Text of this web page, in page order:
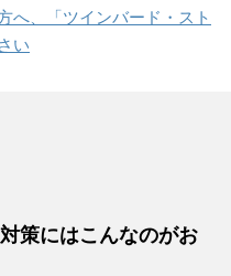
へ、「ツインバード・スト
い
策にはこんなのがお